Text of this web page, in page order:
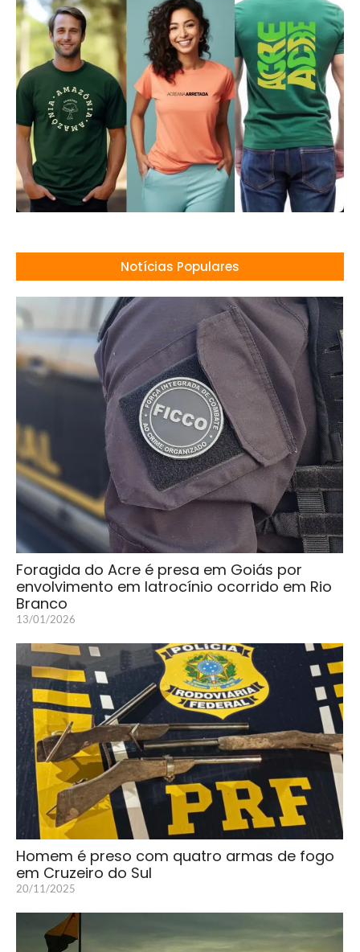
Notícias Populares
Foragida do Acre é presa em Goiás por
envolvimento em latrocínio ocorrido em Rio
Branco
13/01/2026
Homem é preso com quatro armas de fogo
em Cruzeiro do Sul
20/11/2025